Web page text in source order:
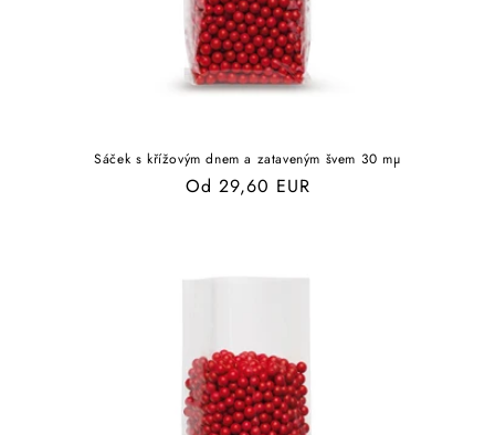
Sáček s křížovým dnem a zataveným švem 30 mµ
Běžná
Od 29,60 EUR